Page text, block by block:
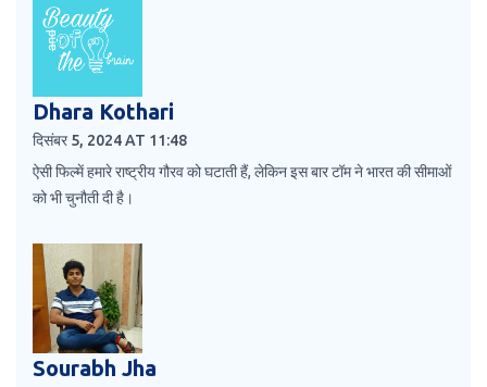
Dhara Kothari
दिसंबर 5, 2024 AT 11:48
ऐसी फिल्में हमारे राष्ट्रीय गौरव को घटाती हैं, लेकिन इस बार टॉम ने भारत की सीमाओं
को भी चुनौती दी है।
Sourabh Jha